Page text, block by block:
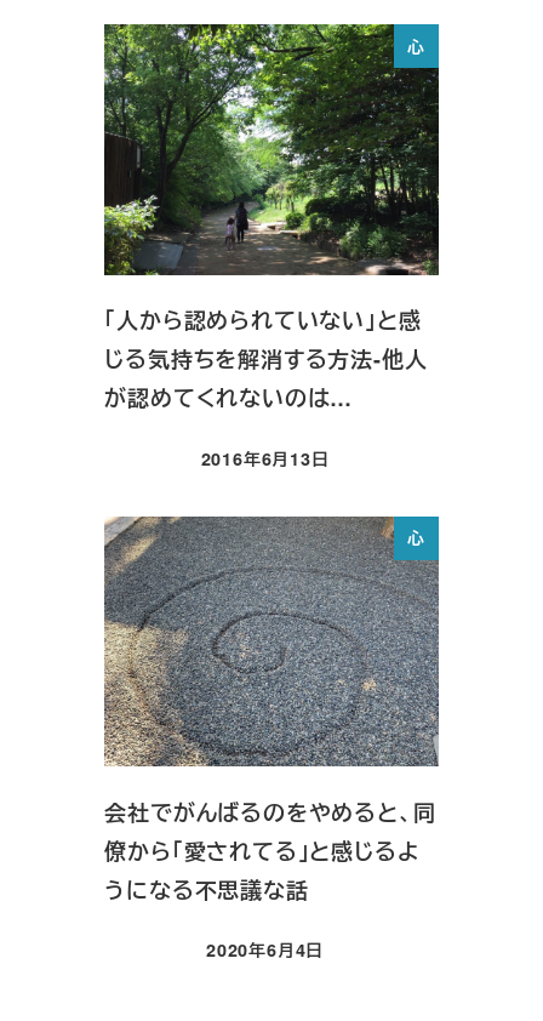
心
「人から認められていない」と感
じる気持ちを解消する方法-他人
が認めてくれないのは…
投稿日
2016年6月13日
心
会社でがんばるのをやめると、同
僚から「愛されてる」と感じるよ
うになる不思議な話
投稿日
2020年6月4日